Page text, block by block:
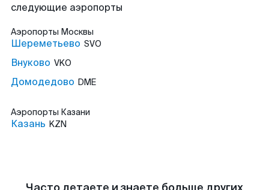
следующие аэропорты
Аэропорты Москвы
Шереметьево SVO
Внуково VKO
Домодедово DME
Аэропорты Казани
Казань KZN